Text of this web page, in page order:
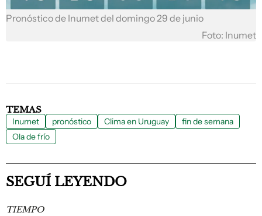
Pronóstico de Inumet del domingo 29 de junio
Foto: Inumet
TEMAS
Inumet pronóstico Clima en Uruguay
fin de semana
Ola de frío
SEGUÍ LEYENDO
TIEMPO